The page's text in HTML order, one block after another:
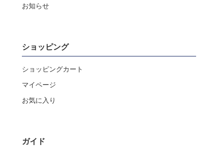
お知らせ
ショッピング
ショッピングカート
マイページ
お気に入り
ガイド